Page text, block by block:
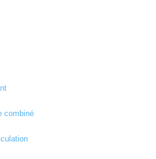
combiné